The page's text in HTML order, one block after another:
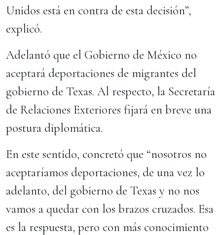
Unidos está en contra de esta decisión”,
explicó.
Adelantó que el Gobierno de México no
aceptará deportaciones de migrantes del
gobierno de Texas. Al respecto, la Secretaría
de Relaciones Exteriores fijará en breve una
postura diplomática.
En este sentido, concretó que “nosotros no
aceptaríamos deportaciones, de una vez lo
adelanto, del gobierno de Texas y no nos
vamos a quedar con los brazos cruzados. Esa
es la respuesta, pero con más conocimiento